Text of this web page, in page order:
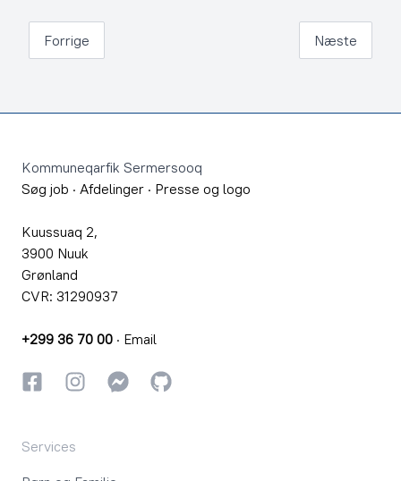
Forrige Næste
Kommuneqarfik Sermersooq
Søg job · Afdelinger · Presse og logo
Kuussuaq 2,
3900 Nuuk
Grønland
CVR: 31290937
+299 36 70 00 · Email
FacebookInstagramInstagram
GitHub
Services